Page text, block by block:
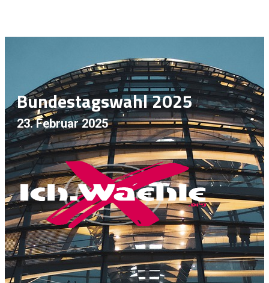
Bundestagswahl 2025
23. Februar 2025